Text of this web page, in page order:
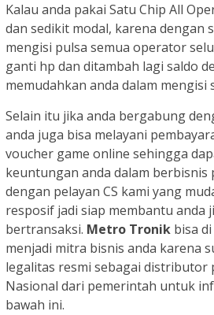
Kalau anda pakai Satu Chip All
dan sedikit modal, karena dengan
mengisi pulsa semua operator
ganti hp dan ditambah lagi saldo
memudahkan anda dalam mengisi
Selain itu jika anda bergabung
anda juga bisa melayani
voucher game online sehingga
keuntungan anda dalam berbisnis
dengan pelayan CS kami yang
resposif jadi siap membantu anda
bertransaksi. Metro Tronik bisa
menjadi mitra bisnis anda karena
legalitas resmi sebagai distributor
Nasional dari pemerintah untuk
bawah ini.